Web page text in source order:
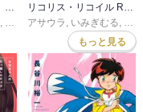
SpiderLily
アサウラ
いみぎむる
もっと見る